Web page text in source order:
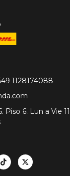
1128174088
Piso 6. Lun a Vie